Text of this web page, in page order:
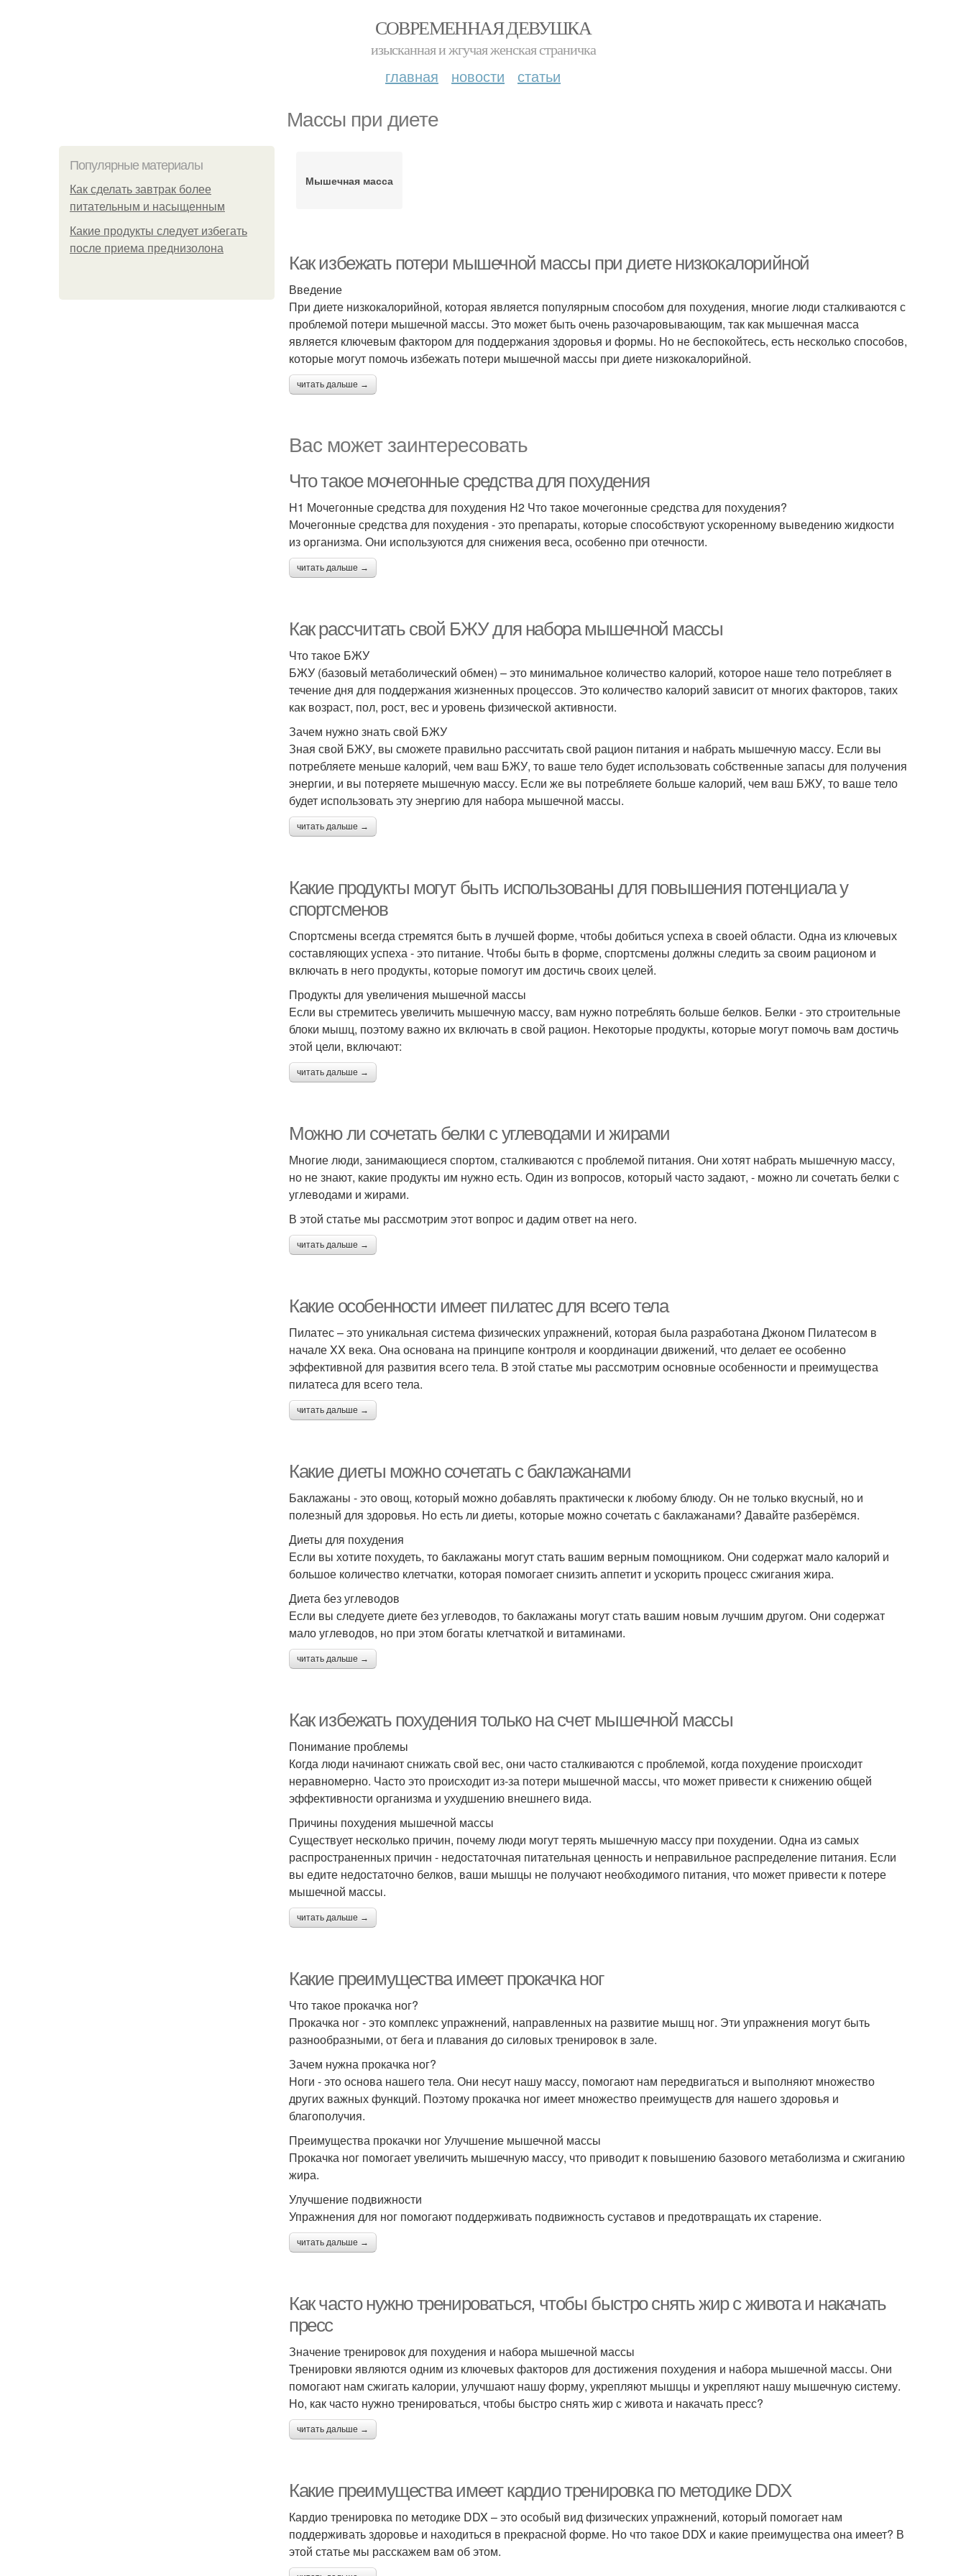
СОВРЕМЕННАЯ ДЕВУШКА
изысканная и жгучая женская страничка
главная новости статьи
Массы при диете
Популярные материалы
Как сделать завтрак более
питательным и насыщенным
Какие продукты следует избегать
после приема преднизолона
Мышечная масса
Как избежать потери мышечной массы при диете низкокалорийной
Введение
При диете низкокалорийной, которая является популярным способом для похудения, многие люди сталкиваются с
проблемой потери мышечной массы. Это может быть очень разочаровывающим, так как мышечная масса
является ключевым фактором для поддержания здоровья и формы. Но не беспокойтесь, есть несколько способов,
которые могут помочь избежать потери мышечной массы при диете низкокалорийной.
читать дальше →
Вас может заинтересовать
Что такое мочегонные средства для похудения
H1 Мочегонные средства для похудения H2 Что такое мочегонные средства для похудения?
Мочегонные средства для похудения - это препараты, которые способствуют ускоренному выведению жидкости
из организма. Они используются для снижения веса, особенно при отечности.
читать дальше →
Как рассчитать свой БЖУ для набора мышечной массы
Что такое БЖУ
БЖУ (базовый метаболический обмен) – это минимальное количество калорий, которое наше тело потребляет в
течение дня для поддержания жизненных процессов. Это количество калорий зависит от многих факторов, таких
как возраст, пол, рост, вес и уровень физической активности.
Зачем нужно знать свой БЖУ
Зная свой БЖУ, вы сможете правильно рассчитать свой рацион питания и набрать мышечную массу. Если вы
потребляете меньше калорий, чем ваш БЖУ, то ваше тело будет использовать собственные запасы для получения
энергии, и вы потеряете мышечную массу. Если же вы потребляете больше калорий, чем ваш БЖУ, то ваше тело
будет использовать эту энергию для набора мышечной массы.
читать дальше →
Какие продукты могут быть использованы для повышения потенциала у
спортсменов
Спортсмены всегда стремятся быть в лучшей форме, чтобы добиться успеха в своей области. Одна из ключевых
составляющих успеха - это питание. Чтобы быть в форме, спортсмены должны следить за своим рационом и
включать в него продукты, которые помогут им достичь своих целей.
Продукты для увеличения мышечной массы
Если вы стремитесь увеличить мышечную массу, вам нужно потреблять больше белков. Белки - это строительные
блоки мышц, поэтому важно их включать в свой рацион. Некоторые продукты, которые могут помочь вам достичь
этой цели, включают:
читать дальше →
Можно ли сочетать белки с углеводами и жирами
Многие люди, занимающиеся спортом, сталкиваются с проблемой питания. Они хотят набрать мышечную массу,
но не знают, какие продукты им нужно есть. Один из вопросов, который часто задают, - можно ли сочетать белки с
углеводами и жирами.
В этой статье мы рассмотрим этот вопрос и дадим ответ на него.
читать дальше →
Какие особенности имеет пилатес для всего тела
Пилатес – это уникальная система физических упражнений, которая была разработана Джоном Пилатесом в
начале XX века. Она основана на принципе контроля и координации движений, что делает ее особенно
эффективной для развития всего тела. В этой статье мы рассмотрим основные особенности и преимущества
пилатеса для всего тела.
читать дальше →
Какие диеты можно сочетать с баклажанами
Баклажаны - это овощ, который можно добавлять практически к любому блюду. Он не только вкусный, но и
полезный для здоровья. Но есть ли диеты, которые можно сочетать с баклажанами? Давайте разберёмся.
Диеты для похудения
Если вы хотите похудеть, то баклажаны могут стать вашим верным помощником. Они содержат мало калорий и
большое количество клетчатки, которая помогает снизить аппетит и ускорить процесс сжигания жира.
Диета без углеводов
Если вы следуете диете без углеводов, то баклажаны могут стать вашим новым лучшим другом. Они содержат
мало углеводов, но при этом богаты клетчаткой и витаминами.
читать дальше →
Как избежать похудения только на счет мышечной массы
Понимание проблемы
Когда люди начинают снижать свой вес, они часто сталкиваются с проблемой, когда похудение происходит
неравномерно. Часто это происходит из-за потери мышечной массы, что может привести к снижению общей
эффективности организма и ухудшению внешнего вида.
Причины похудения мышечной массы
Существует несколько причин, почему люди могут терять мышечную массу при похудении. Одна из самых
распространенных причин - недостаточная питательная ценность и неправильное распределение питания. Если
вы едите недостаточно белков, ваши мышцы не получают необходимого питания, что может привести к потере
мышечной массы.
читать дальше →
Какие преимущества имеет прокачка ног
Что такое прокачка ног?
Прокачка ног - это комплекс упражнений, направленных на развитие мышц ног. Эти упражнения могут быть
разнообразными, от бега и плавания до силовых тренировок в зале.
Зачем нужна прокачка ног?
Ноги - это основа нашего тела. Они несут нашу массу, помогают нам передвигаться и выполняют множество
других важных функций. Поэтому прокачка ног имеет множество преимуществ для нашего здоровья и
благополучия.
Преимущества прокачки ног Улучшение мышечной массы
Прокачка ног помогает увеличить мышечную массу, что приводит к повышению базового метаболизма и сжиганию
жира.
Улучшение подвижности
Упражнения для ног помогают поддерживать подвижность суставов и предотвращать их старение.
читать дальше →
Как часто нужно тренироваться, чтобы быстро снять жир с живота и накачать
пресс
Значение тренировок для похудения и набора мышечной массы
Тренировки являются одним из ключевых факторов для достижения похудения и набора мышечной массы. Они
помогают нам сжигать калории, улучшают нашу форму, укрепляют мышцы и укрепляют нашу мышечную систему.
Но, как часто нужно тренироваться, чтобы быстро снять жир с живота и накачать пресс?
читать дальше →
Какие преимущества имеет кардио тренировка по методике DDX
Кардио тренировка по методике DDX – это особый вид физических упражнений, который помогает нам
поддерживать здоровье и находиться в прекрасной форме. Но что такое DDX и какие преимущества она имеет? В
этой статье мы расскажем вам об этом.